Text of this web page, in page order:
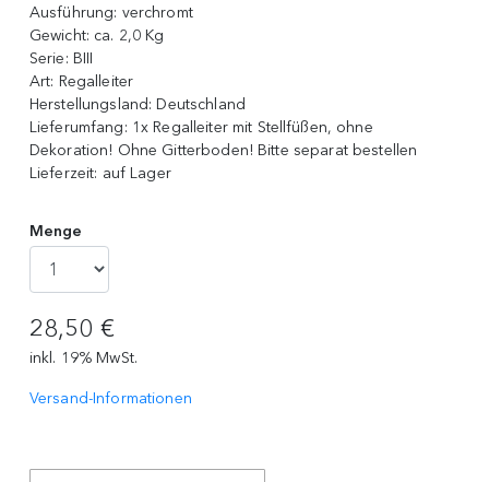
Ausführung: verchromt
Gewicht: ca. 2,0 Kg
Serie: BIII
Art: Regalleiter
Herstellungsland: Deutschland
Lieferumfang: 1x Regalleiter mit Stellfüßen, ohne
Dekoration! Ohne Gitterboden! Bitte separat bestellen
Lieferzeit: auf Lager
Menge
28,50 €
inkl. 19% MwSt.
Versand-Informationen